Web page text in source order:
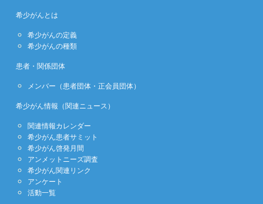
希少がんとは
希少がんの定義
希少がんの種類
患者・関係団体
メンバー（患者団体・正会員団体）
希少がん情報（関連ニュース）
関連情報カレンダー
希少がん患者サミット
希少がん啓発月間
アンメットニーズ調査
希少がん関連リンク
アンケート
活動一覧